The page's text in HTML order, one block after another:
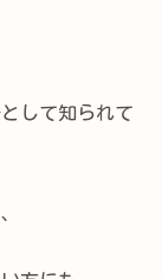
して知られて